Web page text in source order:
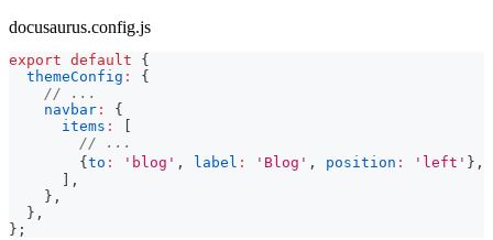
docusaurus.config.js
export default
{
themeConfig :
{
// ...
navbar :
{
items :
// ...
{ to : 'blog' , label : 'Blog' , position : 'left' } ,
,
} ,
} ,
} ;